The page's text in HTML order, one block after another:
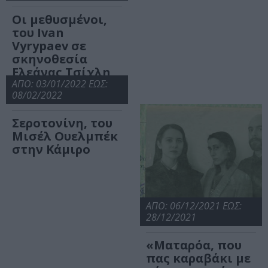
Οι μεθυσμένοι,
του Ivan
Vyrypaev σε
σκηνοθεσία
Ελεάνας Τσίχλη
στην Κάμιρο
ΑΠΟ: 03/01/2022 ΕΩΣ:
08/02/2022
Σεροτονίνη, του
Μισέλ Ουελμπέκ
στην Κάμιρο
ΑΠΟ: 06/12/2021 ΕΩΣ:
28/12/2021
«Ματαρόα, που
πας καραβάκι με